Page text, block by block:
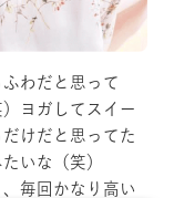
わだと思って
ヨガしてスイー
けだと思ってた
いな（笑）
毎回かなり高い